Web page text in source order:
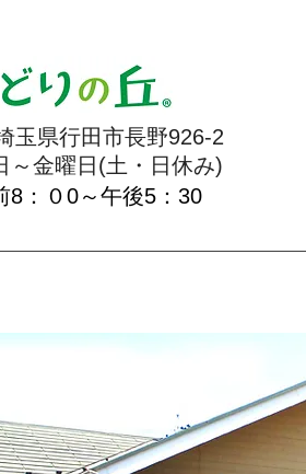
県行田市長野926-2
～金曜日(土・日休み)
8：０0～午後5：30